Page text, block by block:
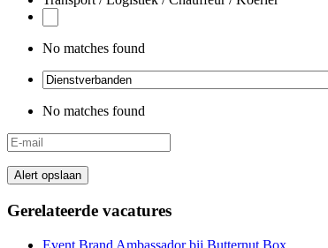
No matches found
No matches found
Alert opslaan
Gerelateerde vacatures
Event Brand Ambassador bij Butternut Box